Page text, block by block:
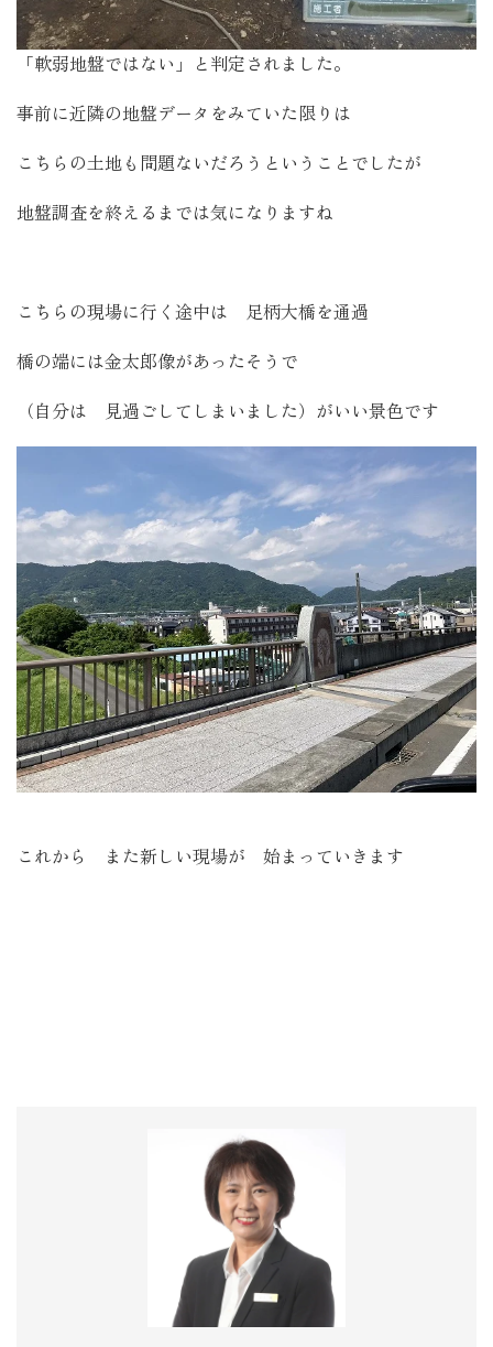
「軟弱地盤ではない」と判定されました。
事前に近隣の地盤データをみていた限りは
こちらの土地も問題ないだろうということでしたが
地盤調査を終えるまでは気になりますね
こちらの現場に行く途中は 足柄大橋を通過
橋の端には金太郎像があったそうで
（自分は 見過ごしてしまいました）がいい景色です
これから また新しい現場が 始まっていきます